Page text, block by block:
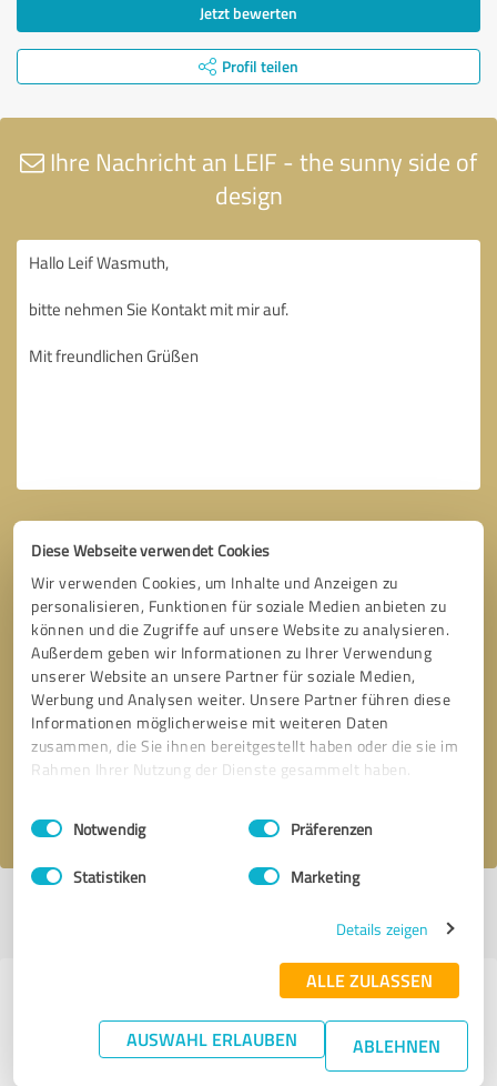
Diese Webseite verwendet Cookies
Wir verwenden Cookies, um Inhalte und Anzeigen zu
personalisieren, Funktionen für soziale Medien anbieten zu
können und die Zugriffe auf unsere Website zu analysieren.
Außerdem geben wir Informationen zu Ihrer Verwendung
unserer Website an unsere Partner für soziale Medien,
Werbung und Analysen weiter. Unsere Partner führen diese
Informationen möglicherweise mit weiteren Daten
zusammen, die Sie ihnen bereitgestellt haben oder die sie im
Rahmen Ihrer Nutzung der Dienste gesammelt haben.
Impressum Datenschutzbestimmungen
Einwilligungsauswahl
Notwendig Präferenzen
Statistiken Marketing
Details zeigen
ALLE ZULASSEN
AUSWAHL ERLAUBEN ABLEHNEN
Jetzt bewerten
Profil teilen
Ihre Nachricht an LEIF - the sunny side of
design
Bitte um Rückruf * Erforderliche Angaben
Nachricht senden
Erfahrungen zu weiteren
Anbietern aus dem Bereich
Mediengestaltung